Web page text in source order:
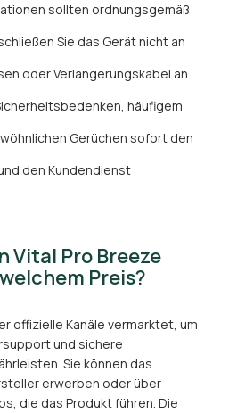
sollten ordnungsgemäß
Sie das Gerät nicht an
oder Verlängerungskabel an.
häufigem
Gerüchen sofort den
den Kundendienst
Vital Pro Breeze
Preis?
offizielle Kanäle vermarktet, um
und sichere
Sie können das
erwerben oder über
die das Produkt führen. Die